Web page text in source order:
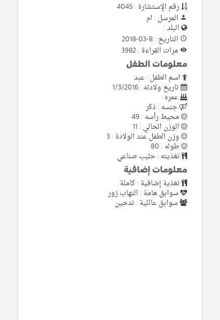
رقم الإستشارة : 4045
المرسل : ام
البلد :
التاريخ : 8-03-2018
مرات القراءة : 3982
معلومات الطفل
اسم الطفل : عبد
تاريخ ولادته : 1/3/2016
عمره :
جنسه : ذكر
محيط رأسه : 49
الوزن الحالي : 11
وزن الطفل عند الولادة : 3
طوله : 80
تغذيته : حليب صناعي
معلومات إضافية
تغذية إضافية : كاملة
سوابق هامة : التهاب زور
سوابق عائلية : تدخين